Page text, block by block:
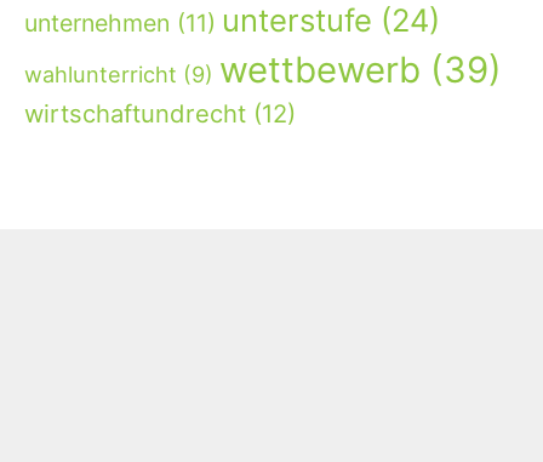
unternehmen (11) unterstufe (24)
wahlunterricht (9) wettbewerb (39)
wirtschaftundrecht (12)